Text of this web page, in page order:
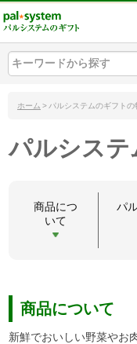
組合員ログイン
ヘルプ
よくあるご質問
ヘルプ・お問い
キーワードから探す
キーワードから探す
キーワードから探す
ホーム > パルシステムのギフトの
パルシステ
商品につ
いて
パ
商品について
新鮮でおいしい野菜やお